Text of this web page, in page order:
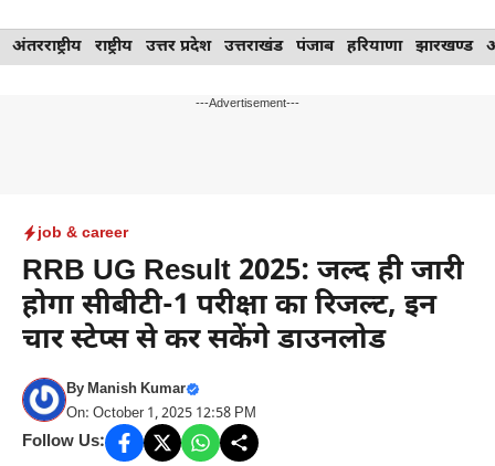
Skip
to
अंतरराष्ट्रीय राष्ट्रीय उत्तर प्रदेश उत्तराखंड पंजाब हरियाणा झारखण्ड
---Advertisement---
job & career
RRB UG Result 2025: जल्द ही जारी
होगा सीबीटी-1 परीक्षा का रिजल्ट, इन
चार स्टेप्स से कर सकेंगे डाउनलोड
ByManish Kumar
On: October 1, 2025 12:58 PM
Follow Us: